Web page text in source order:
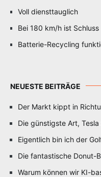
Voll diensttauglich
Bei 180 km/h ist Schluss
Batterie-Recycling
NEUESTE BEITRÄGE
Der Markt kippt in
Die günstigste Art,
Eigentlich bin ich der
Die fantastische Donut-
Warum können wir KI-